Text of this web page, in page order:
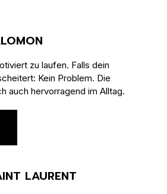
zu laufen. Falls dein
Kein Problem. Die
auch hervorragend im Alltag.
LAURENT